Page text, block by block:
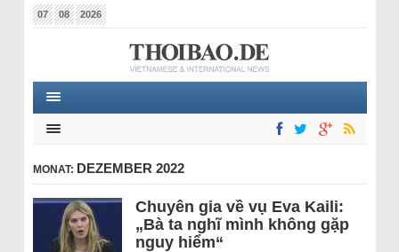
07 08 2026
MONAT: DEZEMBER 2022
Chuyên gia về vụ Eva Kaili:
„Bà ta nghĩ mình không gặp
nguy hiểm“